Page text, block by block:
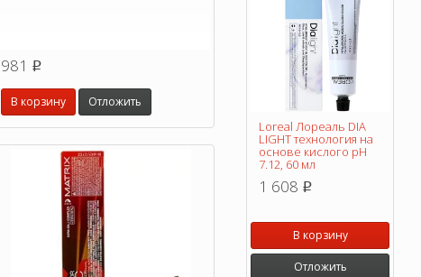
981 p
В корзину Отложить
Loreal Лореаль DIA
LIGHT технология на
основе кислого pH
7.12, 60 мл
1 608 p
В корзину
Отложить